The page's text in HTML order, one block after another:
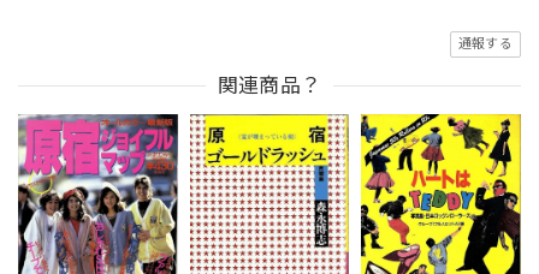
通報する
関連商品？